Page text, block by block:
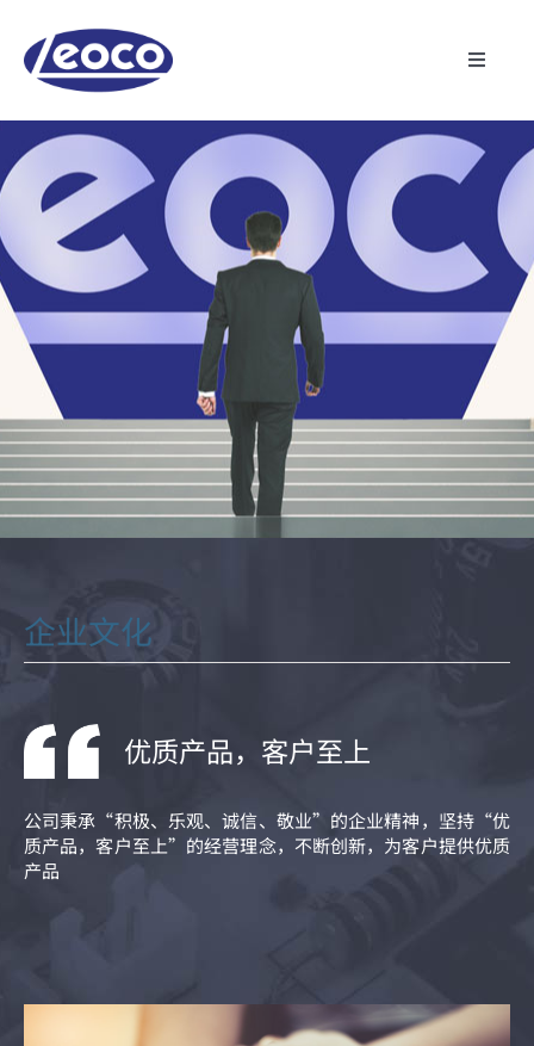
content
Toggle
主页
关于龙杰
制造业
产品
最新消息
联络我们
企业文化
优质产品，客户至上
公司秉承“积极、乐观、诚信、敬业”的企业精神，坚持“优
质产品，客户至上”的经营理念，不断创新，为客户提供优质
产品